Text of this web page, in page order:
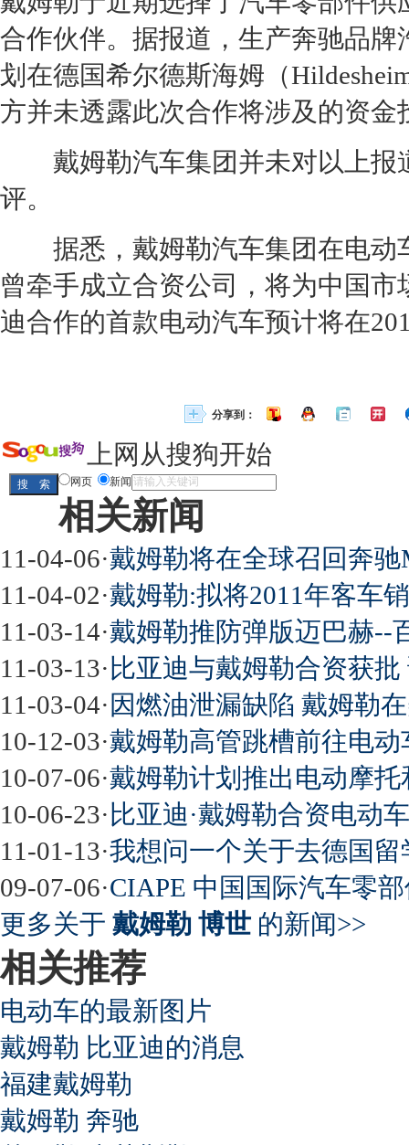
合作伙伴。据报道，生产奔驰品
划在德国希尔德斯海姆（
方并未透露此次合作将涉及的资金
戴姆勒汽车集团并未对以上报
评。
据悉，戴姆勒汽车集团在电动
曾牵手成立合资公司，将为中国
迪合作的首款电动汽车预计将在
分享到：
上网从搜狗开始
网页 新闻
相关新闻
11-04-06·戴姆勒将在全球召回奔
11-04-02·戴姆勒:拟将2011年客车
11-03-14·戴姆勒推防弹版迈巴赫--
11-03-13· 比亚迪与戴姆勒合资获
11-03-04· 因燃油泄漏缺陷 戴姆勒
10-12-03·戴姆勒高管跳槽前往电
10-07-06·戴姆勒计划推出电动摩托
10-06-23· 比亚迪·戴姆勒合资电动
11-01-13·我想问一个关于去德国留
09-07-06·CIAPE 中国国际汽车零
更多关于 戴姆勒 博世 的新闻>>
相关推荐
电动车的最新图片
戴姆勒 比亚迪的消息
福建戴姆勒
戴姆勒 奔驰